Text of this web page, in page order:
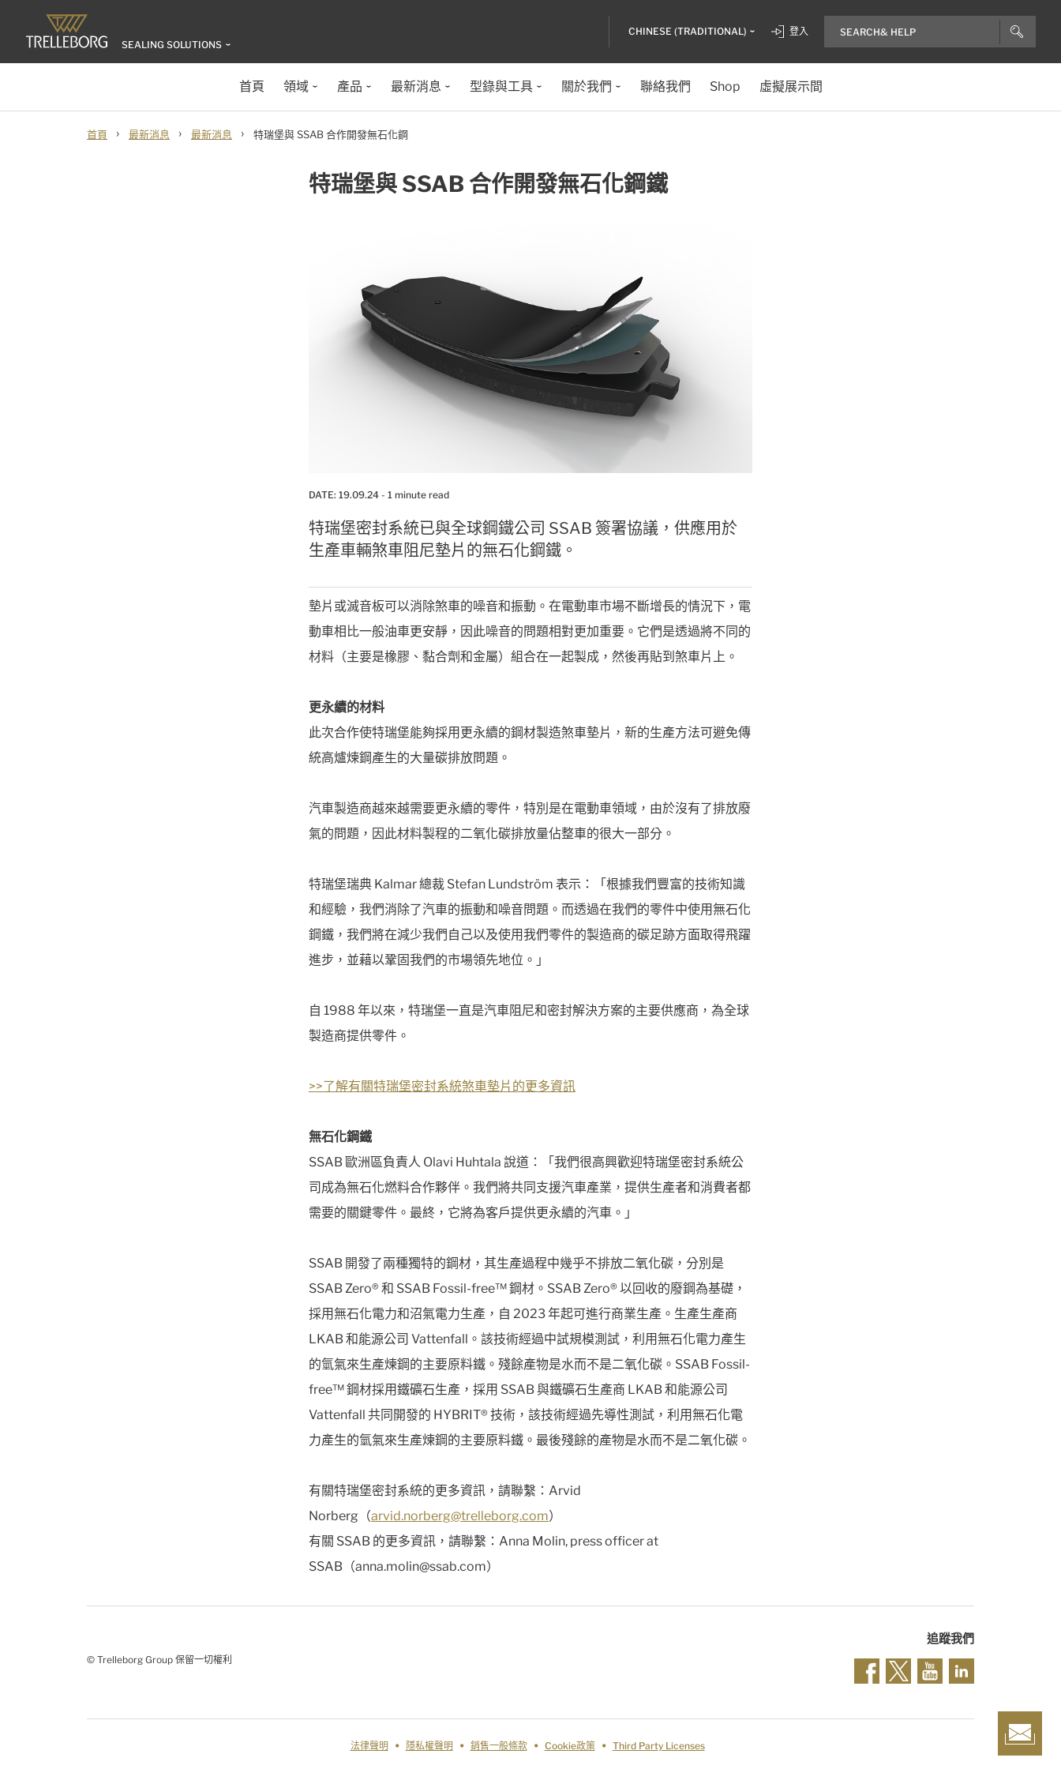
SEALING SOLUTIONS
CHINESE (TRADITIONAL) 登入
首頁 領域 產品 最新消息 型錄與工具 關於我們 聯絡我們 Shop 虛擬展示間
首頁 › 最新消息 › 最新消息 › 特瑞堡與 SSAB 合作開發無石化鋼
特瑞堡與 SSAB 合作開發無石化鋼鐵
DATE: 19.09.24 - 1 minute read
特瑞堡密封系統已與全球鋼鐵公司 SSAB 簽署協議，供應用於
生產車輛煞車阻尼墊片的無石化鋼鐵。
墊片或滅音板可以消除煞車的噪音和振動。在電動車市場不斷增長的情況下，電
動車相比一般油車更安靜，因此噪音的問題相對更加重要。它們是透過將不同的
材料（主要是橡膠、黏合劑和金屬）組合在一起製成，然後再貼到煞車片上。
更永續的材料
此次合作使特瑞堡能夠採用更永續的鋼材製造煞車墊片，新的生產方法可避免傳
統高爐煉鋼產生的大量碳排放問題。
汽車製造商越來越需要更永續的零件，特別是在電動車領域，由於沒有了排放廢
氣的問題，因此材料製程的二氧化碳排放量佔整車的很大一部分。
特瑞堡瑞典 Kalmar 總裁 Stefan Lundström 表示：「根據我們豐富的技術知識
和經驗，我們消除了汽車的振動和噪音問題。而透過在我們的零件中使用無石化
鋼鐵，我們將在減少我們自己以及使用我們零件的製造商的碳足跡方面取得飛躍
進步，並藉以鞏固我們的市場領先地位。」
自 1988 年以來，特瑞堡一直是汽車阻尼和密封解決方案的主要供應商，為全球
製造商提供零件。
>>了解有關特瑞堡密封系統煞車墊片的更多資訊
無石化鋼鐵
SSAB 歐洲區負責人 Olavi Huhtala 說道：「我們很高興歡迎特瑞堡密封系統公
司成為無石化燃料合作夥伴。我們將共同支援汽車產業，提供生產者和消費者都
需要的關鍵零件。最終，它將為客戶提供更永續的汽車。」
SSAB 開發了兩種獨特的鋼材，其生產過程中幾乎不排放二氧化碳，分別是
SSAB Zero® 和 SSAB Fossil-free™ 鋼材。SSAB Zero® 以回收的廢鋼為基礎，
採用無石化電力和沼氣電力生產，自 2023 年起可進行商業生產。生產生產商
LKAB 和能源公司 Vattenfall。該技術經過中試規模測試，利用無石化電力產生
的氫氣來生產煉鋼的主要原料鐵。殘餘產物是水而不是二氧化碳。SSAB Fossil-
free™ 鋼材採用鐵礦石生產，採用 SSAB 與鐵礦石生產商 LKAB 和能源公司
Vattenfall 共同開發的 HYBRIT® 技術，該技術經過先導性測試，利用無石化電
力產生的氫氣來生產煉鋼的主要原料鐵。最後殘餘的產物是水而不是二氧化碳。
有關特瑞堡密封系統的更多資訊，請聯繫：Arvid
Norberg（arvid.norberg@trelleborg.com）
有關 SSAB 的更多資訊，請聯繫：Anna Molin, press officer at
SSAB（anna.molin@ssab.com）
© Trelleborg Group 保留一切權利
追蹤我們
法律聲明 隱私權聲明 銷售一般條款 Cookie政策 Third Party Licenses